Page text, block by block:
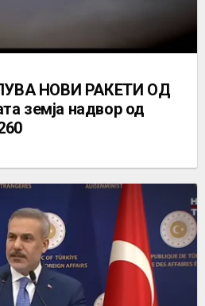
НОВИ РАКЕТИ ОД
земја надвор од